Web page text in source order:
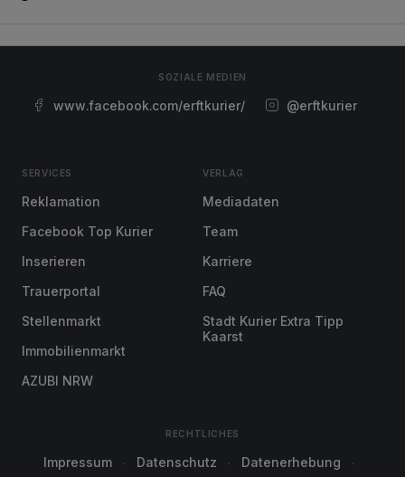
SOZIALE MEDIEN
www.facebook.com/erftkurier/ @erftkurier
SERVICES
Reklamation
Facebook Top Kurier
Inserieren
Trauerportal
Stellenmarkt
Immobilienmarkt
AZUBI NRW
VERLAG
Mediadaten
Team
Karriere
FAQ
Stadt Kurier Extra Tipp
Kaarst
RECHTLICHES
Impressum Datenschutz Datenerhebung